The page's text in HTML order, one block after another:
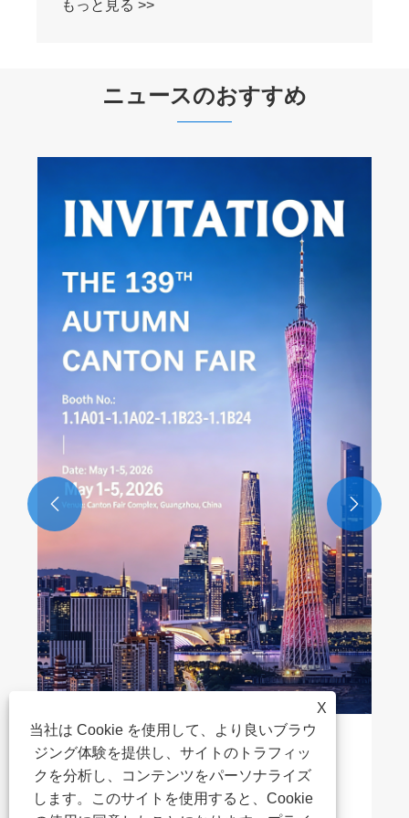
ニュースのおすすめ
RUIFAN ベビー ニットウェア ショールーム
の内部: 女の子と男の子の赤ちゃんアパレル
もっと見る >>
 
X
当社は Cookie を使用して、より良いブラウ
ジング体験を提供し、サイトのトラフィッ
クを分析し、コンテンツをパーソナライズ
します。このサイトを使用すると、Cookie